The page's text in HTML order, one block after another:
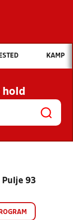
du søge efter?
NYHEDER
OG
KAMP
hold
Pulje 93